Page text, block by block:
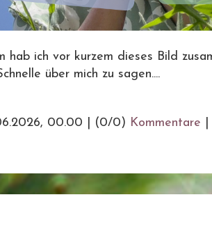
hab ich vor kurzem dieses Bild
über mich zu sagen....
00.00 (0/0) Kommentare